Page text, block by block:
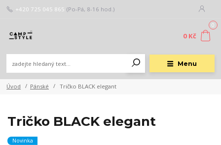
Menu
+420 725 045 865 (Po-Pá, 8-16 hod.)
0
0 Kč
Úvod Pánské Tričko BLACK elegant
Tričko BLACK elegant
Novinka